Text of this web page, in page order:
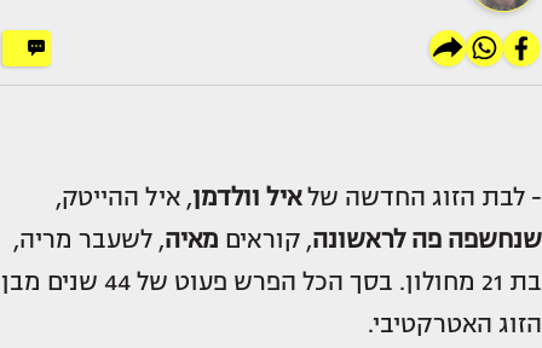
- לבת הזוג החדשה שלאיל וולדמן, איל ההייטק,
שנחשפה פה לראשונה, קוראים מאיה, לשעבר מריה,
בת 21 מחולון. בסך הכל הפרש פעוט של 44 שנים מבן
הזוג האטרקטיבי.